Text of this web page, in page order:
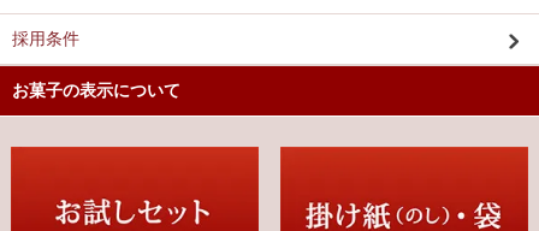
採用条件
お菓子の表示について